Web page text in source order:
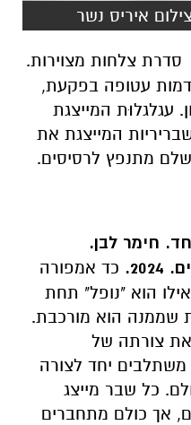
איריס נשר
סדרת צלחות מצוירות.
עטופה בפקעת,
עגלגלוּת המייצגת
המייצגת את
מתנפץ לרסיסים.
חימר לבן.
כד אמפורה
הוא "נופל" תחת
שממנה הוא מורכבת.
את צורתה של
משתלבים יחד לצורה
כל שבר מייצג
אך כולם מתחברים